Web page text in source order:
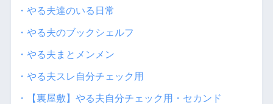
・やる夫達のいる日常
・やる夫のブックシェルフ
・やる夫まとメンメン
・やる夫スレ自分チェック用
・【裏屋敷】やる夫自分チェック用・セカンド